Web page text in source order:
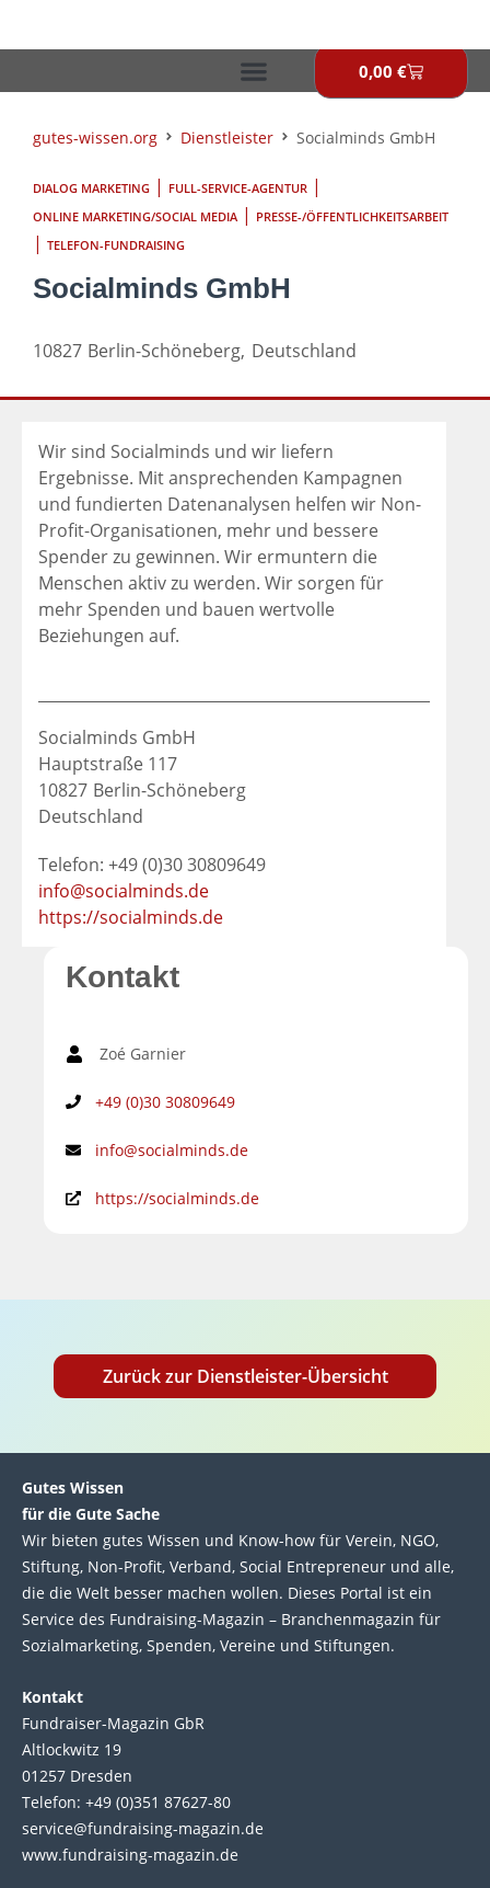
0,00 €
gutes-wissen.org Dienstleister Socialminds GmbH
DIALOG MARKETING | FULL-SERVICE-AGENTUR |
ONLINE MARKETING/SOCIAL MEDIA | PRESSE-/ÖFFENTLICHKEITSARBEIT
| TELEFON-FUNDRAISING
Socialminds GmbH
10827 Berlin-Schöneberg, Deutschland
Wir sind Socialminds und wir liefern
Ergebnisse. Mit ansprechenden Kampagnen
und fundierten Datenanalysen helfen wir Non-
Profit-Organisationen, mehr und bessere
Spender zu gewinnen. Wir ermuntern die
Menschen aktiv zu werden. Wir sorgen für
mehr Spenden und bauen wertvolle
Beziehungen auf.
Socialminds GmbH
Hauptstraße 117
10827 Berlin-Schöneberg
Deutschland
Telefon: +49 (0)30 30809649
info@socialminds.de
https://socialminds.de
Kontakt
Zoé Garnier
+49 (0)30 30809649
info@socialminds.de
https://socialminds.de
Zurück zur Dienstleister-Übersicht
Gutes Wissen
für die Gute Sache
Wir bie­ten gutes Wis­sen und Know-how für Ver­ein, NGO,
Stif­tung, Non-Profit, Ver­band, Social Entre­pre­neur und alle,
die die Welt bes­ser machen wol­len. Die­ses Por­tal ist ein
Service des Fund­raising-Magazin – Bran­chen­magazin für
Sozial­marke­ting, Spen­den, Ver­eine und Stif­tun­gen.
Kontakt
Fundraiser-Magazin GbR
Altlockwitz 19
01257 Dresden
Telefon: +49 (0)351 87627-80
service@fundraising-magazin.de
www.fundraising-magazin.de